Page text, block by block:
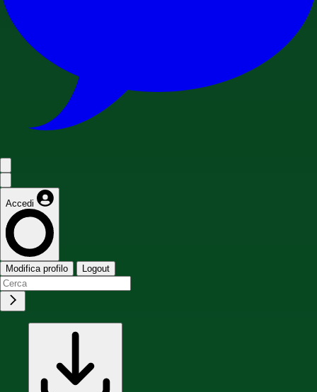
Accedi
Modifica profilo Logout